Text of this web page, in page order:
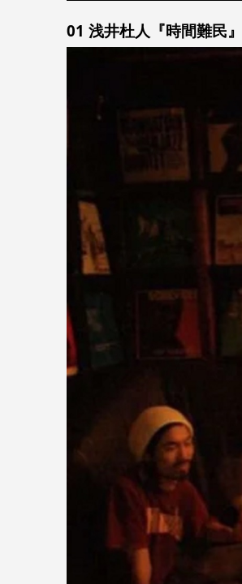
01 浅井杜人『時間難民』